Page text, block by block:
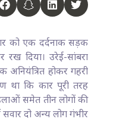
को एक दर्दनाक सड़क
दिया। उरेई-सांबरा
होकर गहरी
था कि कार पूरी तरह
समेत तीन लोगों की
दो अन्य लोग गंभीर